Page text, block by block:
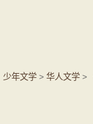
少年文学 > 华人文学 >